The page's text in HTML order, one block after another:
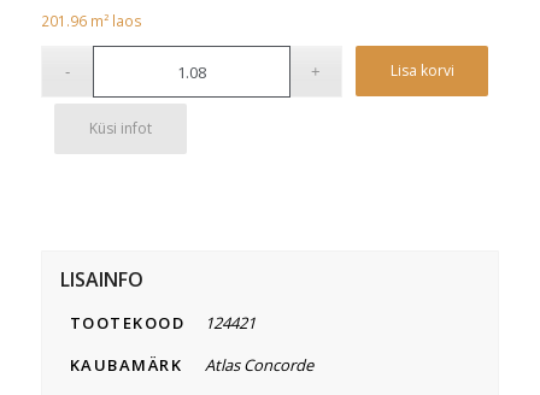
201.96 m²laos
Lisa korvi
Küsi infot
LISAINFO
TOOTEKOOD
124421
KAUBAMÄRK
Atlas Concorde